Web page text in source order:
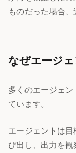
ものだった場合、
なぜエージ
多くのエージェ
ています。
エージェントは
び出し、出力を